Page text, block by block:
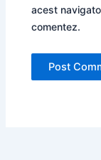
acest
comentez.